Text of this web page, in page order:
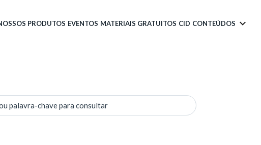
PRODUTOS EVENTOS MATERIAIS GRATUITOS CID CONTEÚDOS
palavra-chave para consultar